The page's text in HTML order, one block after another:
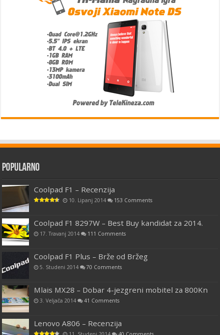
Popularno
Coolpad F1 – Recenzija
10. Lipanj 2014 153 Comments
Coolpad F1 8297W – Best Buy kandidat za 2014.
17. Travanj 2014 111 Comments
Coolpad F1 Plus – Brže od Bržeg
5. Studeni 2014 70 Comments
Mlais MX28 – Dobar 4-jezgreni mobitel za 800Kn
3. Veljača 2014 41 Comments
Lenovo A806 – Recenzija